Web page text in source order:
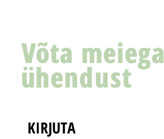
Võta meiega
ühendust
KIRJUTA